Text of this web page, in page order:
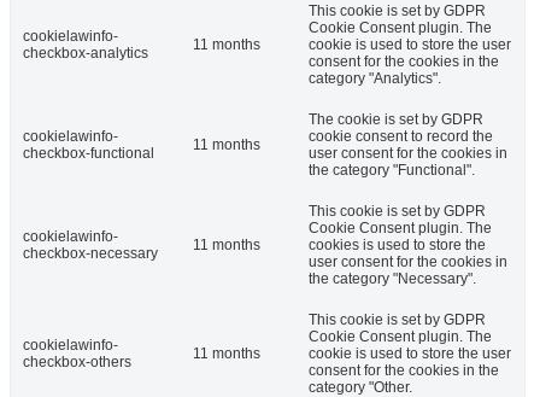
cookielawinfo-
checkbox-analytics
11 months
This cookie is set by GDPR
Cookie Consent plugin. The
cookie is used to store the user
consent for the cookies in the
category "Analytics".
cookielawinfo-
checkbox-functional
11 months
The cookie is set by GDPR
cookie consent to record the
user consent for the cookies in
the category "Functional".
cookielawinfo-
checkbox-necessary
11 months
This cookie is set by GDPR
Cookie Consent plugin. The
cookies is used to store the
user consent for the cookies in
the category "Necessary".
cookielawinfo-
checkbox-others
11 months
This cookie is set by GDPR
Cookie Consent plugin. The
cookie is used to store the user
consent for the cookies in the
category "Other.